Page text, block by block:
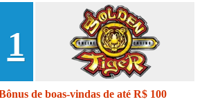
1
de boas-vindas de até R$ 100